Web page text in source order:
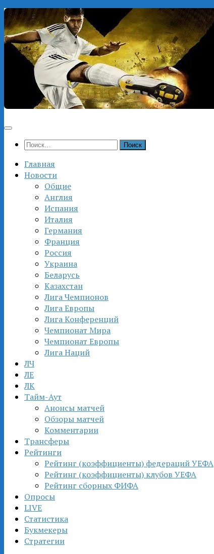
Перейти
к
содержимому
Найти:
Главная
Новости
Общие
Англия
Испания
Италия
Германия
Франция
Россия
Украина
Беларусь
Казахстан
Лига Чемпионов
Лига Европы
Лига Конференций
Чемпионат Мира
Чемпионат Европы
Лига Наций
ЛЧ
ЛЕ
ЛК
Тайм-Аут
Анонсы матчей
Обзоры матчей
Комментарии
Трансферы
Рейтинги
Рейтинг (коэффициенты) федераций УЕФА
Рейтинг (коэффициенты) клубов УЕФА
Рейтинг сборных ФИФА
Опросы
LIVE
Статистика
Букмекеры
Стратегии